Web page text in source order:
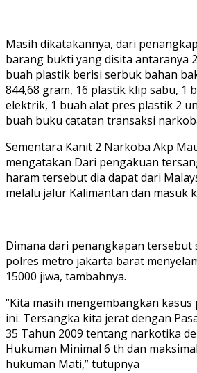
Masih dikatakannya, dari
barang bukti yang disita antaranya
buah plastik berisi serbuk bahan
844,68 gram, 16 plastik klip sabu, 1
elektrik, 1 buah alat pres plastik 2
buah buku catatan transaksi
Sementara Kanit 2 Narkoba Akp
mengatakan Dari pengakuan
haram tersebut dia dapat dari
melalu jalur Kalimantan dan masuk
Dimana dari penangkapan tersebut
polres metro jakarta barat
15000 jiwa, tambahnya.
“Kita masih mengembangkan
ini. Tersangka kita jerat dengan
35 Tahun 2009 tentang narkotika
Hukuman Minimal 6 th dan
hukuman Mati,” tutupnya